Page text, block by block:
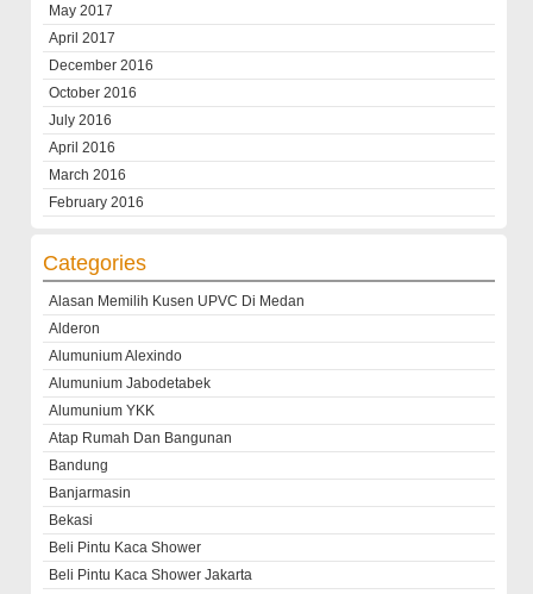
May 2017
April 2017
December 2016
October 2016
July 2016
April 2016
March 2016
February 2016
Categories
Alasan Memilih Kusen UPVC Di Medan
Alderon
Alumunium Alexindo
Alumunium Jabodetabek
Alumunium YKK
Atap Rumah Dan Bangunan
Bandung
Banjarmasin
Bekasi
Beli Pintu Kaca Shower
Beli Pintu Kaca Shower Jakarta